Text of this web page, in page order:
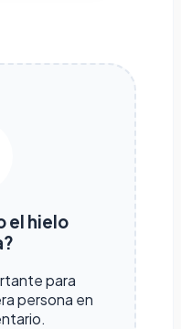
el hielo
para
persona en